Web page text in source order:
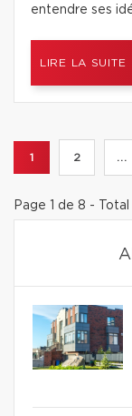
entendre ses
LIRE LA SUITE
1 2 ...
Page 1 de 8 -